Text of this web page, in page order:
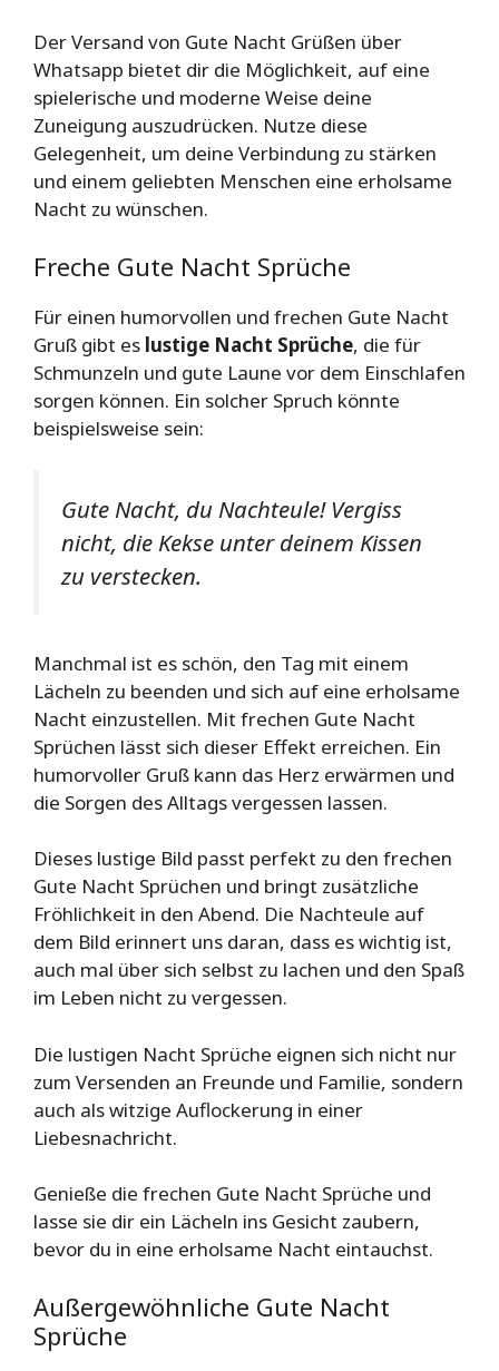
Der Versand von Gute Nacht Grüßen über
Whatsapp bietet dir die Möglichkeit, auf eine
spielerische und moderne Weise deine
Zuneigung auszudrücken. Nutze diese
Gelegenheit, um deine Verbindung zu stärken
und einem geliebten Menschen eine erholsame
Nacht zu wünschen.
Freche Gute Nacht Sprüche
Für einen humorvollen und frechen Gute Nacht
Gruß gibt es lustige Nacht Sprüche, die für
Schmunzeln und gute Laune vor dem Einschlafen
sorgen können. Ein solcher Spruch könnte
beispielsweise sein:
Gute Nacht, du Nachteule! Vergiss
nicht, die Kekse unter deinem Kissen
zu verstecken.
Manchmal ist es schön, den Tag mit einem
Lächeln zu beenden und sich auf eine erholsame
Nacht einzustellen. Mit frechen Gute Nacht
Sprüchen lässt sich dieser Effekt erreichen. Ein
humorvoller Gruß kann das Herz erwärmen und
die Sorgen des Alltags vergessen lassen.
Dieses lustige Bild passt perfekt zu den frechen
Gute Nacht Sprüchen und bringt zusätzliche
Fröhlichkeit in den Abend. Die Nachteule auf
dem Bild erinnert uns daran, dass es wichtig ist,
auch mal über sich selbst zu lachen und den Spaß
im Leben nicht zu vergessen.
Die lustigen Nacht Sprüche eignen sich nicht nur
zum Versenden an Freunde und Familie, sondern
auch als witzige Auflockerung in einer
Liebesnachricht.
Genieße die frechen Gute Nacht Sprüche und
lasse sie dir ein Lächeln ins Gesicht zaubern,
bevor du in eine erholsame Nacht eintauchst.
Außergewöhnliche Gute Nacht
Sprüche